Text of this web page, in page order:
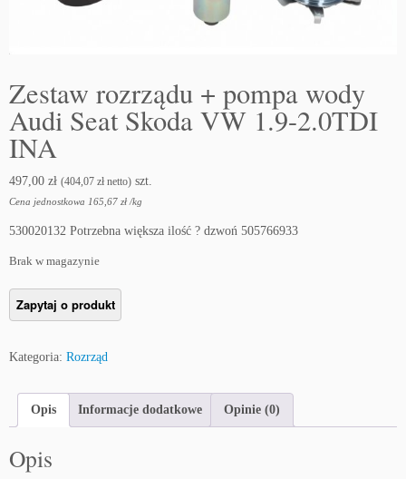
Zestaw rozrządu + pompa wody
Audi Seat Skoda VW 1.9-2.0TDI
INA
497,00 zł (404,07 zł netto) szt.
Cena jednostkowa 165,67 zł /kg
530020132 Potrzebna większa ilość ? dzwoń 505766933
Brak w magazynie
Kategoria: Rozrząd
Opis Informacje dodatkowe Opinie (0)
Opis